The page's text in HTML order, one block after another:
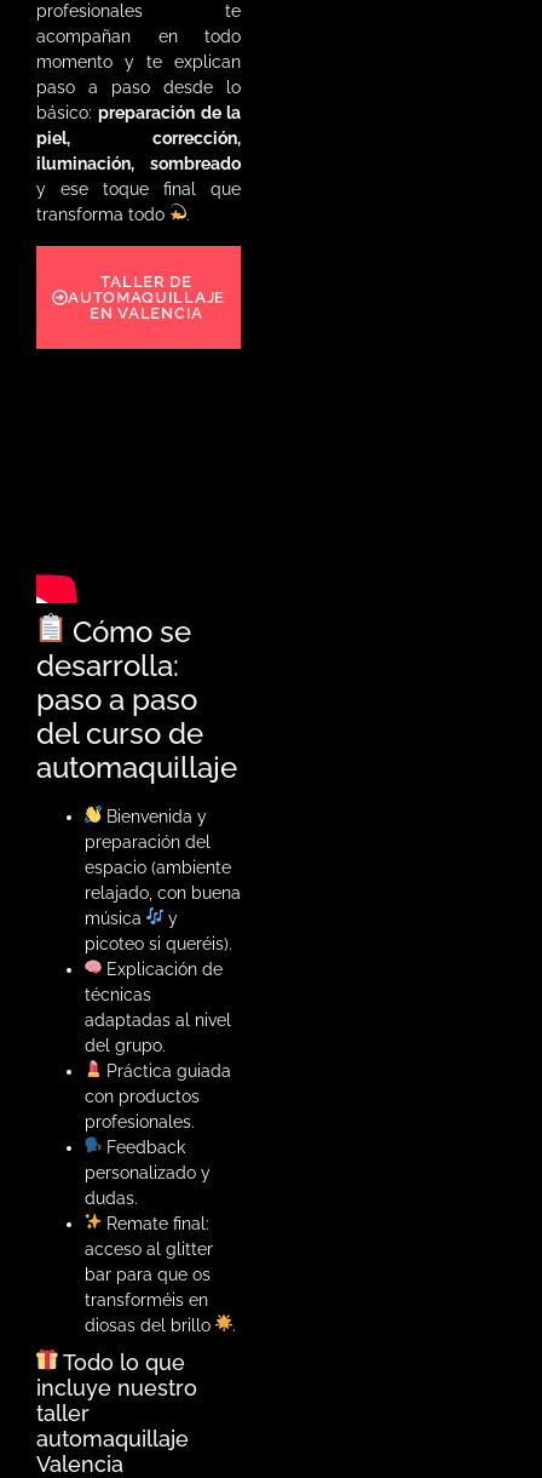
profesionales te
acompañan en todo
momento y te explican
paso a paso desde lo
básico:preparación de la
piel, corrección,
iluminación, sombreado
y ese toque final que
transforma todo
.
TALLER DE
AUTOMAQUILLAJE
EN VALENCIA
Cómo se
desarrolla:
paso a paso
del curso de
automaquillaje
Bienvenida y
preparación del
espacio (ambiente
relajado, con buena
música
y
picoteo si queréis).
Explicación de
técnicas
adaptadas al nivel
del grupo.
Práctica guiada
con productos
profesionales.
Feedback
personalizado y
dudas.
Remate final:
acceso al glitter
bar para que os
transforméis en
diosas del brillo
.
Todo lo que
incluye nuestro
taller
automaquillaje
Valencia